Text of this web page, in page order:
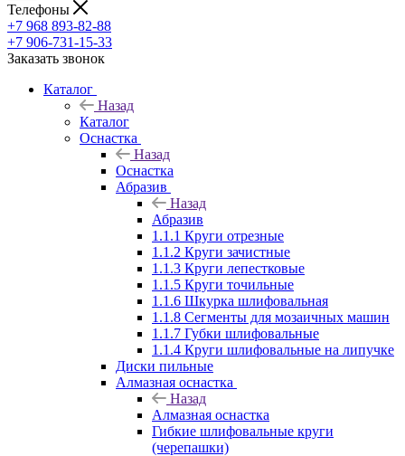
Телефоны
+7 968 893-82-88
+7 906-731-15-33
Заказать звонок
Каталог
Назад
Каталог
Оснастка
Назад
Оснастка
Абразив
Назад
Абразив
1.1.1 Круги отрезные
1.1.2 Круги зачистные
1.1.3 Круги лепестковые
1.1.5 Круги точильные
1.1.6 Шкурка шлифовальная
1.1.8 Сегменты для мозаичных машин
1.1.7 Губки шлифовальные
1.1.4 Круги шлифовальные на липучке
Диски пильные
Алмазная оснастка
Назад
Алмазная оснастка
Гибкие шлифовальные круги
(черепашки)